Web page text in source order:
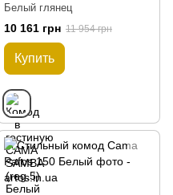
Белый глянец
10 161 грн 11 954 грн
Купить